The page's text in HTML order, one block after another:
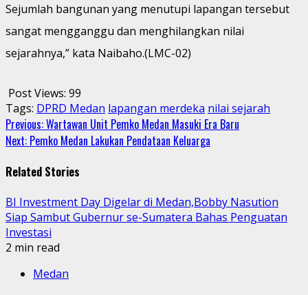
Sejumlah bangunan yang menutupi lapangan tersebut
sangat mengganggu dan menghilangkan nilai
sejarahnya,” kata Naibaho.(LMC-02)
Post Views: 99
Tags: DPRD Medan lapangan merdeka nilai sejarah
Continue
Reading
Previous:Wartawan Unit Pemko Medan Masuki Era Baru
Next: Pemko Medan Lakukan Pendataan Keluarga
Related Stories
BI Investment Day Digelar di Medan,Bobby Nasution
Siap Sambut Gubernur se-Sumatera Bahas Penguatan
Investasi
2 min read
Medan